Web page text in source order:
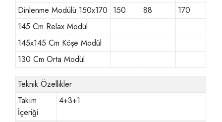
Dinlenme Modülü 150x170 150 88
170
145 Cm Relax Modül
145x145 Cm Köşe Modül
130 Cm Orta Modül
Teknik Özellikler
Takım
İçeriği
4+3+1